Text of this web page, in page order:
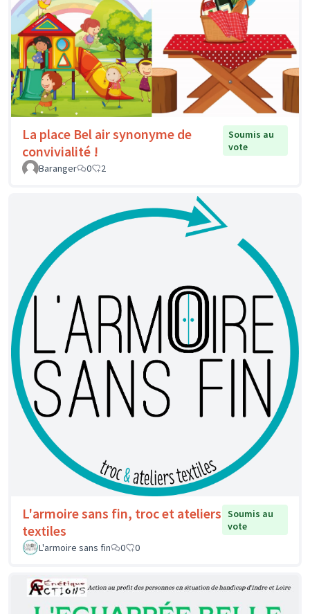
La place Bel air synonyme de
convivialité !
Soumis au
vote
Baranger
0 2
L'armoire sans fin, troc et ateliers
textiles
Soumis au
vote
L'armoire sans fin
0 0